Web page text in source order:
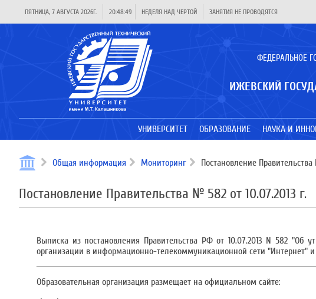
ПЯТНИЦА, 7 АВГУСТА 2026Г. 20:48:50 НЕДЕЛЯ НАД ЧЕРТОЙ ЗАНЯТИЯ НЕ ПРОВОДЯТСЯ
ФЕДЕРАЛЬНОЕ
ИЖЕВСКИЙ
УНИВЕРСИТЕТ ОБРАЗОВАНИЕ НАУКА И
Общая информация Мониторинг Постановление Правительства
Постановление Правительства № 582 от 10.07.2013 г.
Выписка из постановления Правительства РФ от 10.07.2013 N 582 "Об
организации в информационно-телекоммуникационной сети "Интернет"
Образовательная организация размещает на официальном сайте: